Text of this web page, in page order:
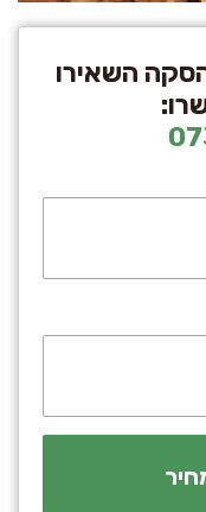
השאירו